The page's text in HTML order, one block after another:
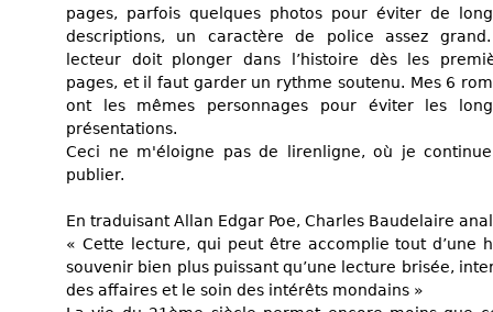
pages, parfois quelques photos pour éviter de
descriptions, un caractère de police assez
lecteur doit plonger dans l’histoire dès les
pages, et il faut garder un rythme soutenu. Mes 6
ont les mêmes personnages pour éviter les
présentations.
Ceci ne m'éloigne pas de lirenligne, où je
publier.
En traduisant Allan Edgar Poe, Charles Baudelaire
« Cette lecture, qui peut être accomplie tout d’une
souvenir bien plus puissant qu’une lecture brisée,
des affaires et le soin des intérêts mondains »